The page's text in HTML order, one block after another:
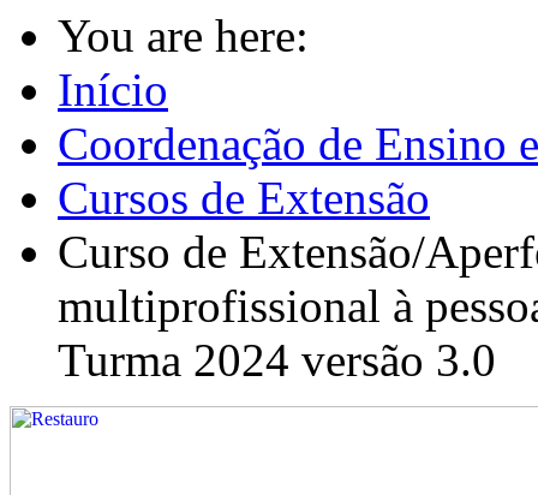
You are here:
Início
Coordenação de Ensino
Cursos de Extensão
Curso de Extensão/
multiprofissional à
Turma 2024 versão 3.0